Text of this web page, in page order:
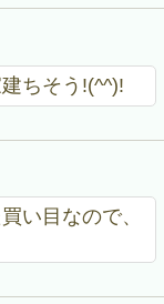
ちそう!(^^)!
い目なので、